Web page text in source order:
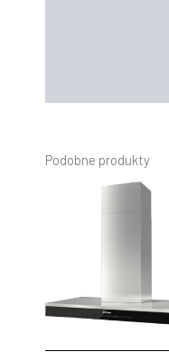
Podobne produkty